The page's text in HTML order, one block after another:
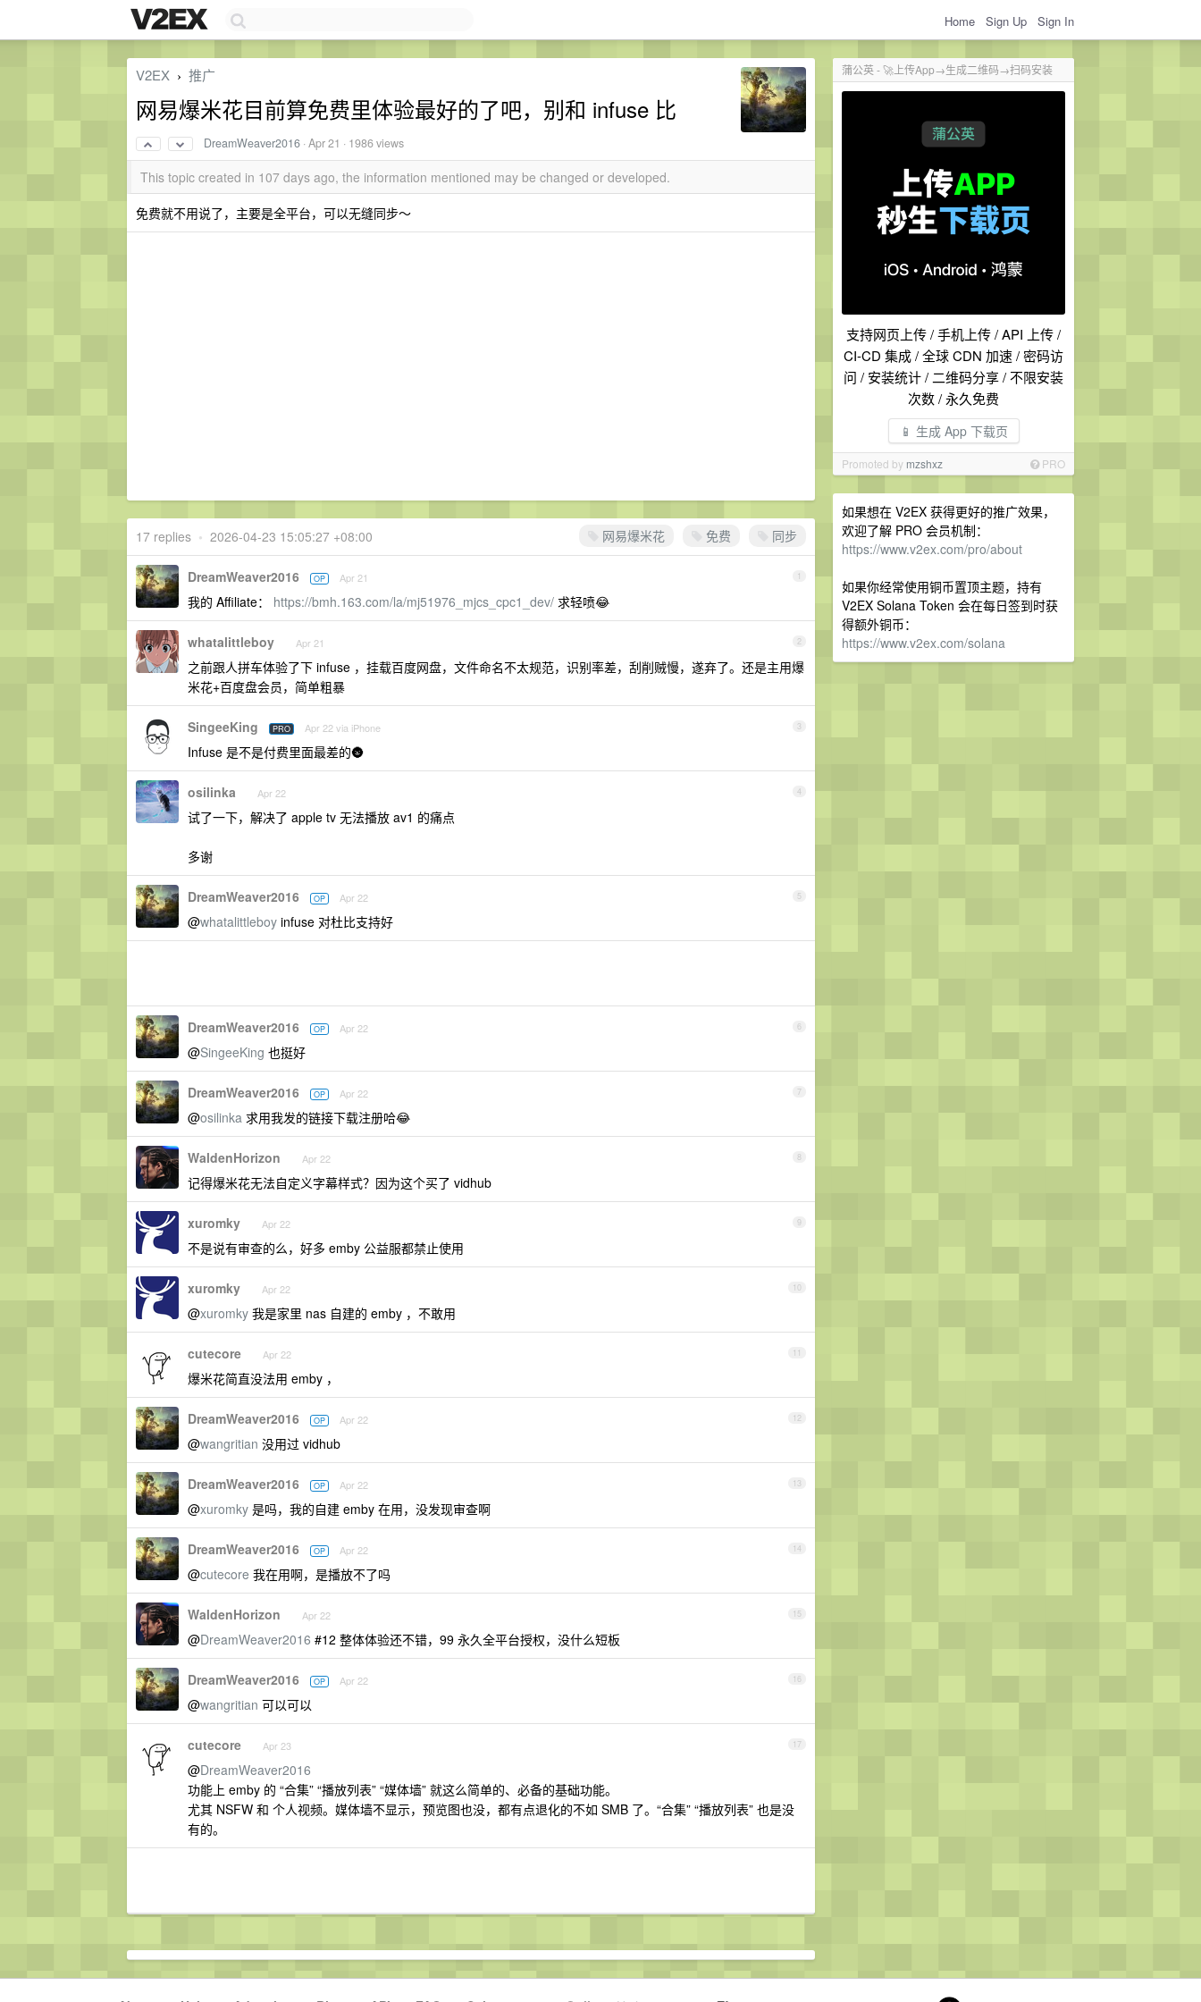
Home Sign Up Sign In
蒲公英 - 🚀上传App→生成二维码→扫码安装
支持网页上传 / 手机上传 / API 上传 /
CI-CD 集成 / 全球 CDN 加速 / 密码访
问 / 安装统计 / 二维码分享 / 不限安装
次数 / 永久免费
📱 生成 App 下载页
Promoted by mzshxz PRO
如果想在 V2EX 获得更好的推广效果，
欢迎了解 PRO 会员机制：
https://www.v2ex.com/pro/about
如果你经常使用铜币置顶主题，持有
V2EX Solana Token 会在每日签到时获
得额外铜币：
https://www.v2ex.com/solana
V2EX › 推广
网易爆米花目前算免费里体验最好的了吧，别和 infuse 比
DreamWeaver2016 ·Apr 21 · 1986 views
This topic created in 107 days ago, the information mentioned may be changed or developed.
免费就不用说了，主要是全平台，可以无缝同步～
网易爆米花 免费 同步
17 replies • 2026-04-23 15:05:27 +08:00
1
DreamWeaver2016 OP Apr 21
我的 Affiliate： https://bmh.163.com/la/mj51976_mjcs_cpc1_dev/ 求轻喷😂
2
whatalittleboy Apr 21
之前跟人拼车体验了下 infuse ，挂载百度网盘，文件命名不太规范，识别率差，刮削贼慢，遂弃了。还是主用爆
米花+百度盘会员，简单粗暴
3
SingeeKing PRO Apr 22 via iPhone
Infuse 是不是付费里面最差的🌚
4
osilinka Apr 22
试了一下，解决了 apple tv 无法播放 av1 的痛点
多谢
5
DreamWeaver2016 OP Apr 22
@whatalittleboy infuse 对杜比支持好
6
DreamWeaver2016 OP Apr 22
@SingeeKing 也挺好
7
DreamWeaver2016 OP Apr 22
@osilinka 求用我发的链接下载注册哈😂
8
WaldenHorizon Apr 22
记得爆米花无法自定义字幕样式？因为这个买了 vidhub
9
xuromky Apr 22
不是说有审查的么，好多 emby 公益服都禁止使用
10
xuromky Apr 22
@xuromky 我是家里 nas 自建的 emby ，不敢用
11
cutecore Apr 22
爆米花简直没法用 emby ，
12
DreamWeaver2016 OP Apr 22
@wangritian 没用过 vidhub
13
DreamWeaver2016 OP Apr 22
@xuromky 是吗，我的自建 emby 在用，没发现审查啊
14
DreamWeaver2016 OP Apr 22
@cutecore 我在用啊，是播放不了吗
15
WaldenHorizon Apr 22
@DreamWeaver2016 #12 整体体验还不错，99 永久全平台授权，没什么短板
16
DreamWeaver2016 OP Apr 22
@wangritian 可以可以
17
cutecore Apr 23
@DreamWeaver2016
功能上 emby 的 “合集” “播放列表” “媒体墙” 就这么简单的、必备的基础功能。
尤其 NSFW 和 个人视频。媒体墙不显示，预览图也没，都有点退化的不如 SMB 了。“合集” “播放列表” 也是没
有的。